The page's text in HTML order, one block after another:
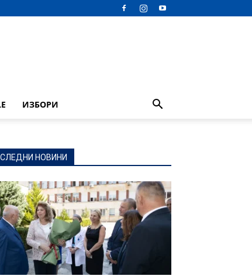
ИЗБОРИ
НОВИНИ